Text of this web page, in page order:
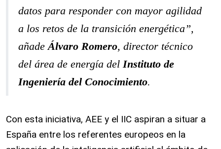
datos para responder con mayor agilidad
a los retos de la transición energética”,
añadeÁlvaro Romero, director técnico
del área de energía delInstituto de
Ingeniería del Conocimiento.
Con esta iniciativa, AEE y el IIC aspiran a situar a
España entre los referentes europeos en la